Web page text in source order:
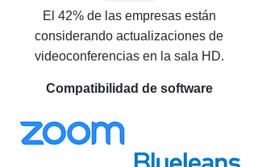
El 42% de las empresas están
considerando actualizaciones de
videoconferencias en la sala HD.
Compatibilidad de software